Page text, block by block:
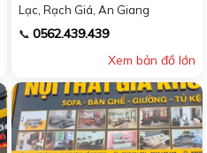
Lạc, Rạch Giá, An Giang
📞 0562.439.439
Xem bản đồ lớn